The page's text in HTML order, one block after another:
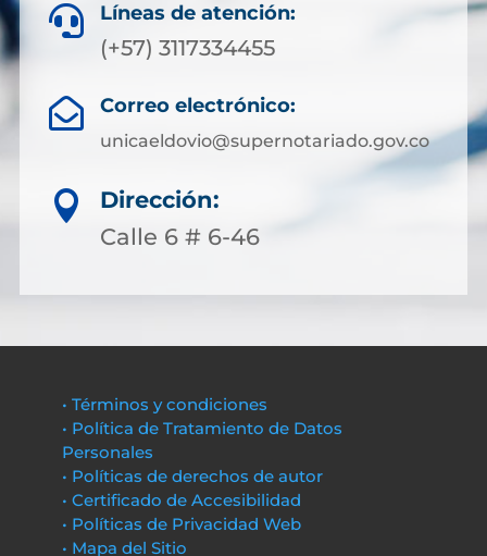
 Líneas de atención:
(+57) 3117334455
 Correo electrónico:
unicaeldovio@supernotariado.gov.co

Dirección:
Calle 6 # 6-46
• Términos y condiciones
• Política de Tratamiento de Datos
Personales
• Políticas de derechos de autor
• Certificado de Accesibilidad
• Políticas de Privacidad Web
• Mapa del Sitio